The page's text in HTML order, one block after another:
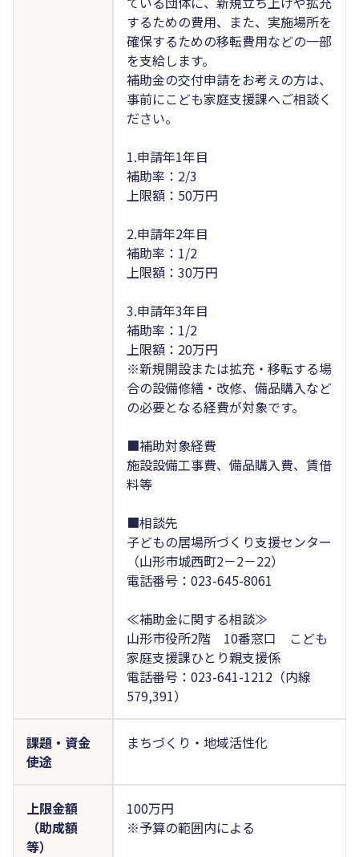
するための費用、また、実施場所を
確保するための移転費用などの一部
を支給します。
補助金の交付申請をお考えの方は、
事前にこども家庭支援課へご相談く
ださい。
1.申請年1年目
補助率：2/3
上限額：50万円
2.申請年2年目
補助率：1/2
上限額：30万円
3.申請年3年目
補助率：1/2
上限額：20万円
※新規開設または拡充・移転する場
合の設備修繕・改修、備品購入など
の必要となる経費が対象です。
■補助対象経費
施設設備工事費、備品購入費、賃借
料等
■相談先
子どもの居場所づくり支援センター
（山形市城西町2－2－22）
電話番号：023-645-8061
≪補助金に関する相談≫
山形市役所2階 10番窓口 こども
家庭支援課ひとり親支援係
電話番号：023-641-1212（内線
579,391）
課題・資金
使途
まちづくり・地域活性化
上限金額
（助成額
等）
100万円
※予算の範囲内による